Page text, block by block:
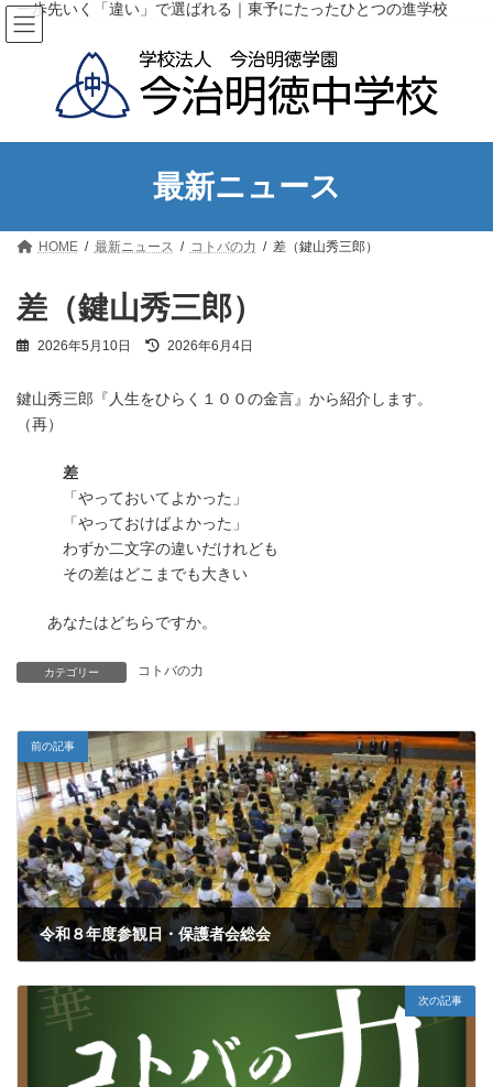
コ
ン
テ
キ
ナ
ビ
ゲ
に
一歩先いく「違い」で選ばれる｜東予にたったひとつの進学校
最新ニュース
HOME 最新ニュース コトバの力 差（鍵山秀三郎）
差（鍵山秀三郎）
2026年5月10日
最
新
2026年6月4日
鍵山秀三郎『人生をひらく１００の金言』から紹介します。
（再）
差
「やっておいてよかった」
「やっておけばよかった」
わずか二文字の違いだけれども
その差はどこまでも大きい
あなたはどちらですか。
カテゴリー コトバの力
前の記事
令和８年度参観日・保護者会総会
次の記事